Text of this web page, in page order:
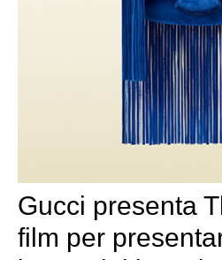
Gucci presenta
film per